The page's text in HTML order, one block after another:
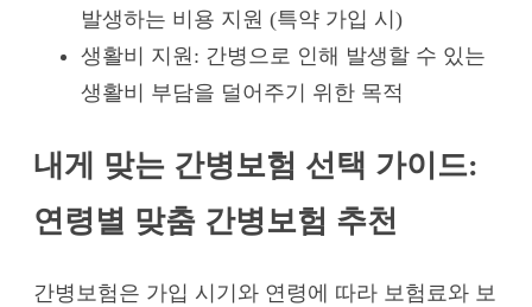
발생하는 비용 지원 (특약 가입 시)
생활비 지원: 간병으로 인해 발생할 수 있는
생활비 부담을 덜어주기 위한 목적
내게 맞는 간병보험 선택 가이드:
연령별 맞춤 간병보험 추천
간병보험은 가입 시기와 연령에 따라 보험료와 보